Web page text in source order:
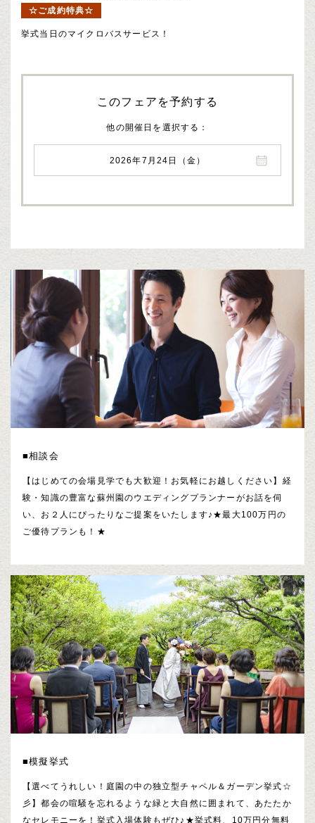
☆ご成約特典☆
挙式当日のマイクロバスサービス！
このフェアを予約する
他の開催日を選択する
2026年7月24日（金）
■相談会
【はじめての会場見学でも大歓迎！お気軽にお越しください】経
験・知識の豊富な蘇州園のウエディングプランナーがお話を伺
い、お２人にぴったりなご提案をいたします♪★最大100万円の
ご優待プランも！★
■模擬挙式
【選べてうれしい！庭園の中の独立型チャペル＆ガーデン挙式☆
彡】都会の喧騒を忘れるような緑と大自然に囲まれて、あたたか
なセレモニーを！挙式入場体験もぜひ♪★挙式料、10万円分無料